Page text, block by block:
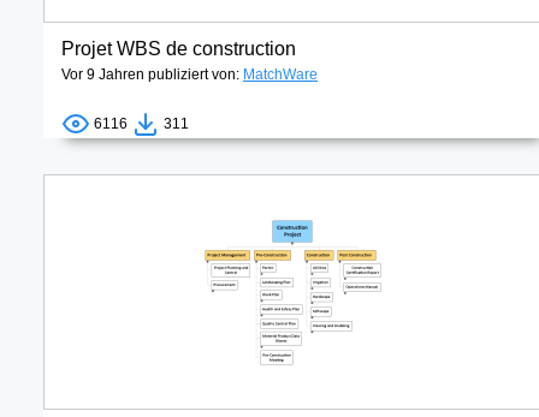
Projet WBS de construction
Vor 9 Jahren publiziert von: MatchWare
6116 311